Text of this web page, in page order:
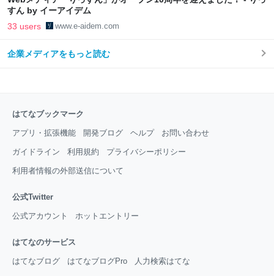
すん by イーアイデム
33 users www.e-aidem.com
企業メディアをもっと読む
はてなブックマーク
アプリ・拡張機能 開発ブログ ヘルプ お問い合わせ
ガイドライン 利用規約 プライバシーポリシー
利用者情報の外部送信について
公式Twitter
公式アカウント ホットエントリー
はてなのサービス
はてなブログ はてなブログPro 人力検索はてな